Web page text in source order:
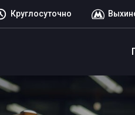
Круглосуточно